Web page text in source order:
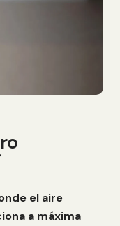
el aire
a máxima